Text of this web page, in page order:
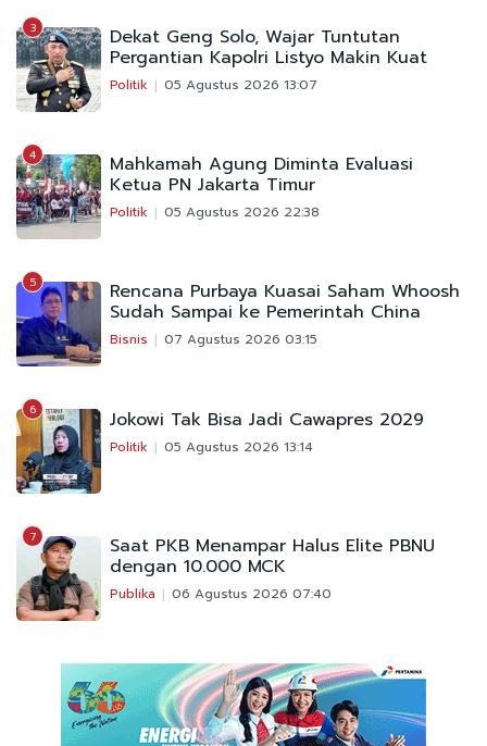
3 Dekat Geng Solo, Wajar Tuntutan
Pergantian Kapolri Listyo Makin Kuat
Politik 05 Agustus 2026 13:07
4 Mahkamah Agung Diminta Evaluasi
Ketua PN Jakarta Timur
Politik 05 Agustus 2026 22:38
5 Rencana Purbaya Kuasai Saham Whoosh
Sudah Sampai ke Pemerintah China
Bisnis 07 Agustus 2026 03:15
6 Jokowi Tak Bisa Jadi Cawapres 2029
Politik 05 Agustus 2026 13:14
7 Saat PKB Menampar Halus Elite PBNU
dengan 10.000 MCK
Publika 06 Agustus 2026 07:40